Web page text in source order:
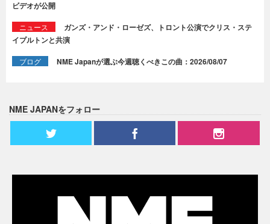
ビデオが公開
ニュース
ガンズ・アンド・ローゼズ、トロント公演でクリス・ステ
イプルトンと共演
ブログ NME Japanが選ぶ今週聴くべきこの曲：2026/08/07
NME JAPANをフォロー